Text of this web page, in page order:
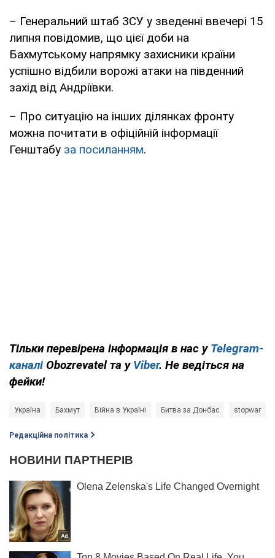
– Генеральний штаб ЗСУ у зведенні ввечері 15
липня повідомив, що цієї доби на
Бахмутському напрямку захисники країни
успішно відбили ворожі атаки на південний
захід від Андріївки.
– Про ситуацію на інших ділянках фронту
можна почитати в офіційній інформації
Генштабу за посиланням.
Тільки перевірена інформація в нас у Telegram-
каналі Obozrevatel та у Viber. Не ведіться на
фейки!
Україна Бахмут Війна в Україні Битва за Донбас stopwar
Редакційна політика